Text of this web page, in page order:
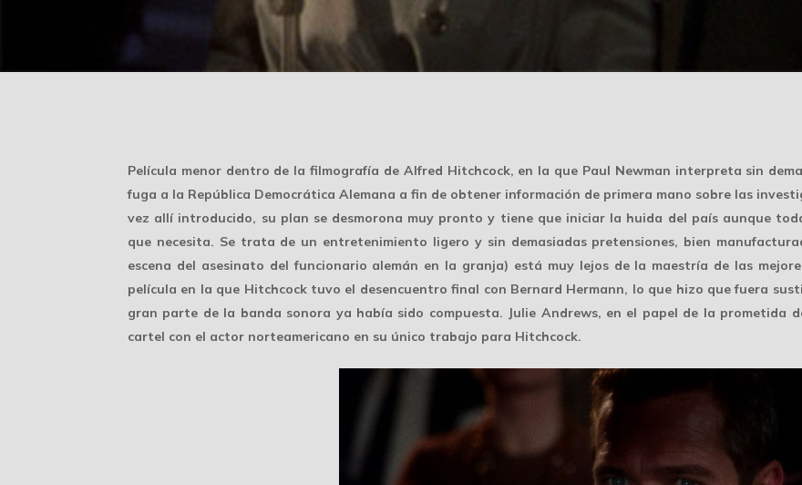
Película menor dentro de la filmografía de Alfred Hitchcock, en la que Paul Newman interpreta sin
fuga a la República Democrática Alemana a fin de obtener información de primera mano sobre las
vez allí introducido, su plan se desmorona muy pronto y tiene que iniciar la huida del país aunque
que necesita. Se trata de un entretenimiento ligero y sin demasiadas pretensiones, bien
escena del asesinato del funcionario alemán en la granja) está muy lejos de la maestría de las
película en la que Hitchcock tuvo el desencuentro final con Bernard Hermann, lo que hizo que fuera
gran parte de la banda sonora ya había sido compuesta. Julie Andrews, en el papel de la prometida
cartel con el actor norteamericano en su único trabajo para Hitchcock.